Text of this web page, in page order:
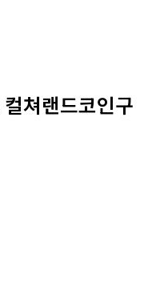
쳐랜드코인구